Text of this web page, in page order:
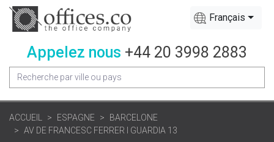
Français
Appelez nous +44 20 3998 2883
ACCUEIL ESPAGNE
BARCELONE
AV DE FRANCESC FERRER I GUARDIA 13